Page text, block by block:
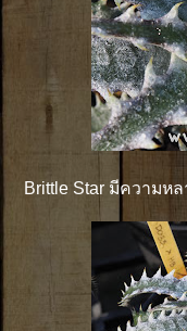
Brittle Star มีความห